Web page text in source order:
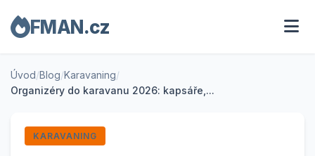
FMAN.cz
Úvod/Blog/Karavaning/
Organizéry do karavanu 2026: kapsáře,...
KARAVANING